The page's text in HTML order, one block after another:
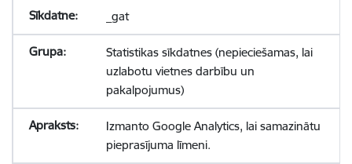
_gat
Statistikas sīkdatnes (nepieciešamas, lai
uzlabotu vietnes darbību un
pakalpojumus)
Izmanto Google Analytics, lai samazinātu
pieprasījuma līmeni.